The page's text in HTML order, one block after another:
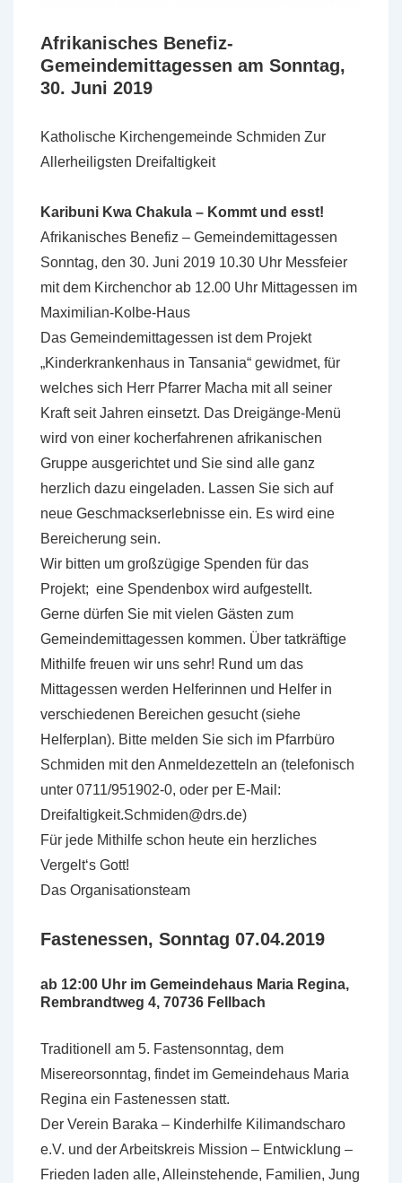
Afrikanisches Benefiz-
Gemeindemittagessen am Sonntag,
30. Juni 2019
Katholische Kirchengemeinde Schmiden Zur
Allerheiligsten Dreifaltigkeit
Karibuni Kwa Chakula – Kommt und esst!
Afrikanisches Benefiz – Gemeindemittagessen
Sonntag, den 30. Juni 2019 10.30 Uhr Messfeier
mit dem Kirchenchor ab 12.00 Uhr Mittagessen im
Maximilian-Kolbe-Haus
Das Gemeindemittagessen ist dem Projekt
„Kinderkrankenhaus in Tansania“ gewidmet, für
welches sich Herr Pfarrer Macha mit all seiner
Kraft seit Jahren einsetzt. Das Dreigänge-Menü
wird von einer kocherfahrenen afrikanischen
Gruppe ausgerichtet und Sie sind alle ganz
herzlich dazu eingeladen. Lassen Sie sich auf
neue Geschmackserlebnisse ein. Es wird eine
Bereicherung sein.
Wir bitten um großzügige Spenden für das
Projekt; eine Spendenbox wird aufgestellt.
Gerne dürfen Sie mit vielen Gästen zum
Gemeindemittagessen kommen. Über tatkräftige
Mithilfe freuen wir uns sehr! Rund um das
Mittagessen werden Helferinnen und Helfer in
verschiedenen Bereichen gesucht (siehe
Helferplan). Bitte melden Sie sich im Pfarrbüro
Schmiden mit den Anmeldezetteln an (telefonisch
unter 0711/951902-0, oder per E-Mail:
Dreifaltigkeit.Schmiden@drs.de)
Für jede Mithilfe schon heute ein herzliches
Vergelt‘s Gott!
Das Organisationsteam
Fastenessen, Sonntag 07.04.2019
ab 12:00 Uhr im Gemeindehaus Maria Regina,
Rembrandtweg 4, 70736 Fellbach
Traditionell am 5. Fastensonntag, dem
Misereorsonntag, findet im Gemeindehaus Maria
Regina ein Fastenessen statt.
Der Verein Baraka – Kinderhilfe Kilimandscharo
e.V. und der Arbeitskreis Mission – Entwicklung –
Frieden laden alle, Alleinstehende, Familien, Jung